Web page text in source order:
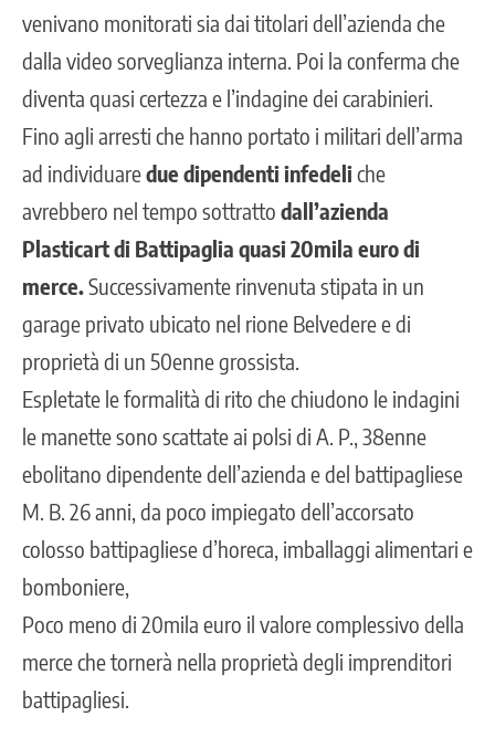
venivano monitorati sia dai titolari dell’azienda che
dalla video sorveglianza interna. Poi la conferma che
diventa quasi certezza e l’indagine dei carabinieri.
Fino agli arresti che hanno portato i militari dell’arma
ad individuaredue dipendenti infedeliche
avrebbero nel tempo sottratto dall’azienda
Plasticart di Battipaglia quasi 20mila euro di
merce.Successivamente rinvenuta stipata in un
garage privato ubicato nel rione Belvedere e di
proprietà di un 50enne grossista.
Espletate le formalità di rito che chiudono le indagini
le manette sono scattate ai polsi di A. P., 38enne
ebolitano dipendente dell’azienda e del battipagliese
M. B. 26 anni, da poco impiegato dell’accorsato
colosso battipagliese d’horeca, imballaggi alimentari e
bomboniere,
Poco meno di 20mila euro il valore complessivo della
merce che tornerà nella proprietà degli imprenditori
battipagliesi.